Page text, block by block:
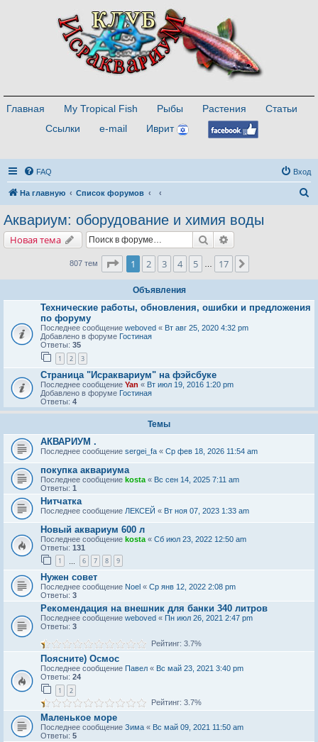
Главная My Tropical Fish Рыбы Растения
Статьи
Ссылки
e-mail Иврит
FAQ Вход
На главную Список форумов
Аквариум: оборудование и химия воды
Новая тема Поиск
807 тем Страница1 из
1 2 3 4 5 17
Объявления
Технические работы, обновления, ошибки и предложения
по форуму
Последнее сообщение weboved « Вт авг 25, 2020 4:32 pm
Добавлено в форуме Гостиная
Ответы: 35
1 2 3
Страница "Исраквариум" на фэйсбуке
Последнее сообщение Yan « Вт июл 19, 2016 1:20 pm
Добавлено в форуме Гостиная
Ответы: 4
Темы
АКВАРИУМ .
Последнее сообщение sergei_fa « Ср фев 18, 2026 11:54 am
покупка аквариума
Последнее сообщение kosta « Вс сен 14, 2025 7:11 am
Ответы: 1
Нитчатка
Последнее сообщение ЛЕКСЕЙ « Вт ноя 07, 2023 1:33 am
Новый аквариум 600 л
Последнее сообщение kosta « Сб июл 23, 2022 12:50 am
Ответы: 131
1 6 7 8 9
Нужен совет
Последнее сообщение Noel « Ср янв 12, 2022 2:08 pm
Ответы: 3
Рекомендация на внешник для банки 340 литров
Последнее сообщение weboved « Пн июл 26, 2021 2:47 pm
Ответы: 3
Рейтинг: 3.7%
Поясните) Осмос
Последнее сообщение Павел « Вс май 23, 2021 3:40 pm
Ответы: 24
1 2
Рейтинг: 3.7%
Маленькое море
Последнее сообщение Зима « Вс май 09, 2021 11:50 am
Ответы: 5